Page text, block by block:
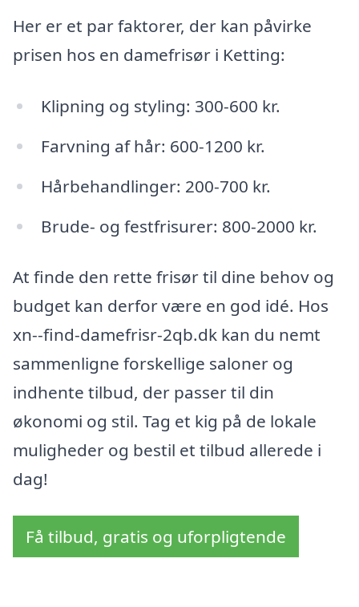
Her er et par faktorer, der kan påvirke
prisen hos en damefrisør i Ketting:
Klipning og styling: 300-600 kr.
Farvning af hår: 600-1200 kr.
Hårbehandlinger: 200-700 kr.
Brude- og festfrisurer: 800-2000 kr.
At finde den rette frisør til dine behov og
budget kan derfor være en god idé. Hos
xn--find-damefrisr-2qb.dk kan du nemt
sammenligne forskellige saloner og
indhente tilbud, der passer til din
økonomi og stil. Tag et kig på de lokale
muligheder og bestil et tilbud allerede i
dag!
Få tilbud, gratis og uforpligtende